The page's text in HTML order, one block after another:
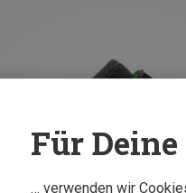
Für
… verwenden wir